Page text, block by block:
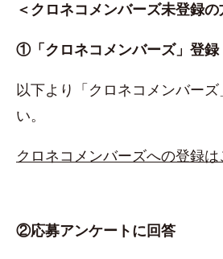
＜クロネコメンバーズ未登録の
①「クロネコメンバーズ」登録
以下より「クロネコメンバー
い。
クロネコメンバーズへの登録は
②応募アンケートに回答